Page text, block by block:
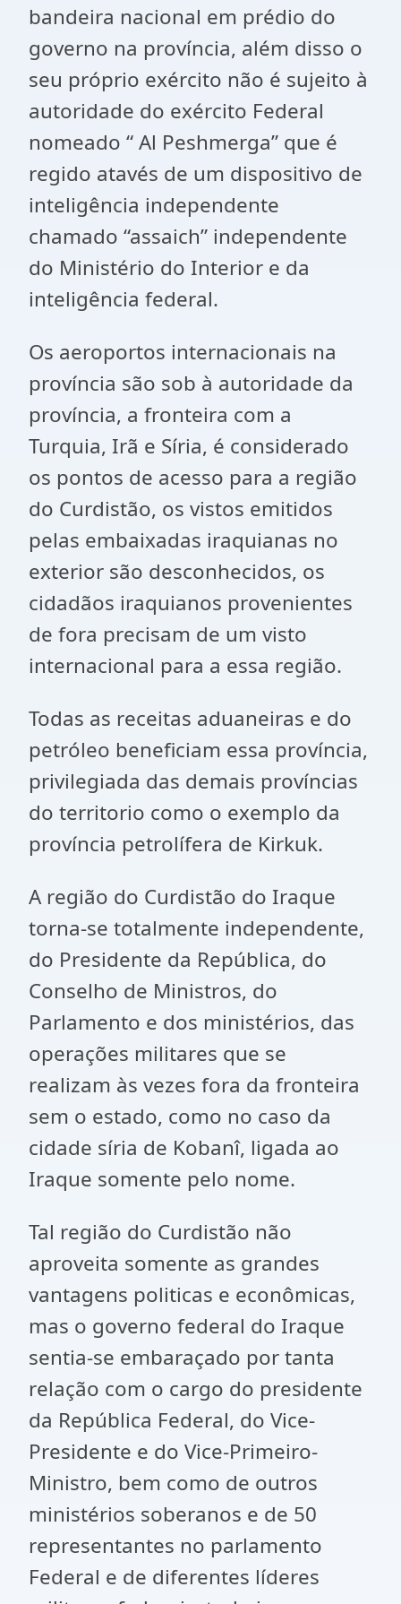
bandeira nacional em prédio do
governo na província, além disso o
seu próprio exército não é sujeito à
autoridade do exército Federal
nomeado “ Al Peshmerga” que é
regido atavés de um dispositivo de
inteligência independente
chamado “assaich” independente
do Ministério do Interior e da
inteligência federal.
Os aeroportos internacionais na
província são sob à autoridade da
província, a fronteira com a
Turquia, Irã e Síria, é considerado
os pontos de acesso para a região
do Curdistão, os vistos emitidos
pelas embaixadas iraquianas no
exterior são desconhecidos, os
cidadãos iraquianos provenientes
de fora precisam de um visto
internacional para a essa região.
Todas as receitas aduaneiras e do
petróleo beneficiam essa província,
privilegiada das demais províncias
do territorio como o exemplo da
província petrolífera de Kirkuk.
A região do Curdistão do Iraque
torna-se totalmente independente,
do Presidente da República, do
Conselho de Ministros, do
Parlamento e dos ministérios, das
operações militares que se
realizam às vezes fora da fronteira
sem o estado, como no caso da
cidade síria de Kobanî, ligada ao
Iraque somente pelo nome.
Tal região do Curdistão não
aproveita somente as grandes
vantagens politicas e econômicas,
mas o governo federal do Iraque
sentia-se embaraçado por tanta
relação com o cargo do presidente
da República Federal, do Vice-
Presidente e do Vice-Primeiro-
Ministro, bem como de outros
ministérios soberanos e de 50
representantes no parlamento
Federal e de diferentes líderes